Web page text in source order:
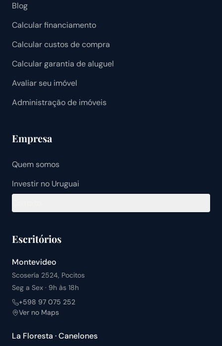
Blog
Calcular financiamento
Calcular custos de compra
Calcular garantia de aluguel
Avaliar seu imóvel
Administração de imóveis
Empresa
Quem somos
Investir no Uruguai
Escritórios
Montevideo
Scosería 2524, Pocitos
Seg a Sex · 9h às 18h
+598 97 075 252
Ver no Maps
La Floresta · Canelones